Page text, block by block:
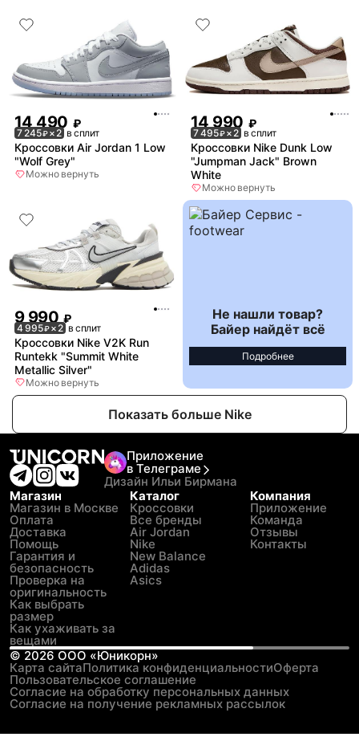
14 490 ₽
7 245₽× 2 в сплит
Кроссовки Air Jordan 1 Low
"Wolf Grey"
Можно вернуть
14 990 ₽
7 495₽× 2 в сплит
Кроссовки Nike Dunk Low
"Jumpman Jack" Brown
White
Можно вернуть
9 990 ₽
4 995₽× 2 в сплит
Кроссовки Nike V2K Run
Runtekk "Summit White
Metallic Silver"
Можно вернуть
Не нашли товар?
Байер найдёт всё
Подробнее
Показать больше Nike
Приложение
в Телеграме
Дизайн Ильи Бирмана
Магазин
Магазин в Москве
Оплата
Доставка
Помощь
Гарантия и
безопасность
Проверка на
оригинальность
Как выбрать
размер
Как ухаживать за
вещами
Каталог
Кроссовки
Все бренды
Air Jordan
Nike
New Balance
Adidas
Asics
Компания
Приложение
Команда
Отзывы
Контакты
© 2026 ООО «Юникорн»
Карта сайтаПолитика конфиденциальностиОферта
Пользовательское соглашение
Согласие на обработку персональных данных
Согласие на получение рекламных рассылок